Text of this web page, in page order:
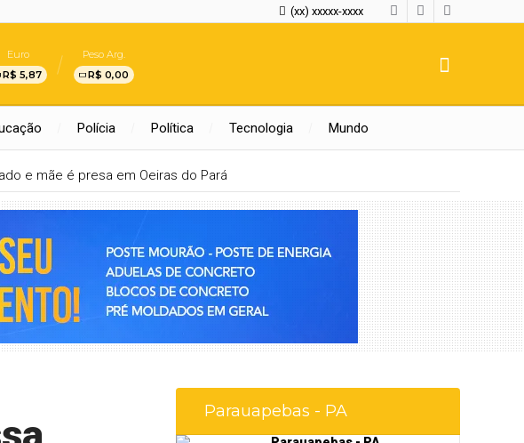
(xx) xxxxx-xxxx
Euro
R$ 5,87
Peso Arg.
R$ 0,00
Polícia Política Tecnologia Mundo
e mãe é presa em Oeiras do Pará
Parauapebas - PA